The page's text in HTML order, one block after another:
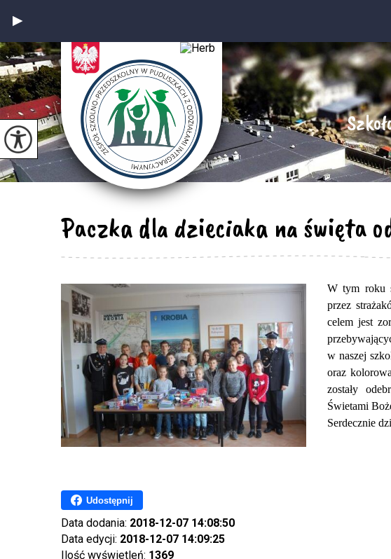
Paczka dla dzieciaka na święta
W tym roku
przez
celem jest
w naszej
oraz
zostały
Świetami
Serdecznie
Udostępnij
Data dodania: 2018-12-07 14:08:50
Data edycji: 2018-12-07 14:09:25
Ilość wyświetleń: 1369